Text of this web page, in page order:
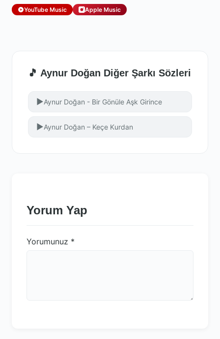
YouTube Music Apple Music
🎵 Aynur Doğan Diğer Şarkı Sözleri
▶Aynur Doğan - Bir Gönüle Aşk Girince
▶Aynur Doğan – Keçe Kurdan
Yorum Yap
Yorumunuz *